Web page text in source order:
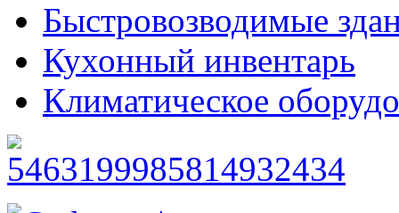
Быстровозводимые
Кухонный инвентарь
Климатическое